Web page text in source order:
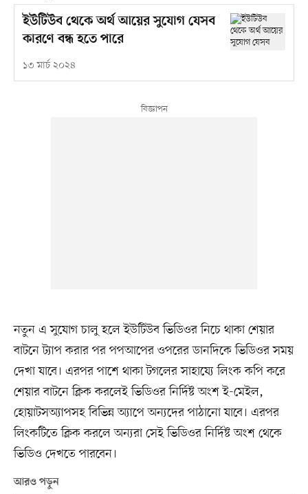
ইউটিউব থেকে অর্থ আয়ের সুযোগ যেসব
কারণে বন্ধ হতে পারে
১৩ মার্চ ২০২৪
নতুন এ সুযোগ চালু হলে ইউটিউব ভিডিওর নিচে থাকা শেয়ার
বাটনে ট্যাপ করার পর পপআপের ওপরের ডানদিকে ভিডিওর সময়
দেখা যাবে। এরপর পাশে থাকা টগলের সাহায্যে লিংক কপি করে
শেয়ার বাটনে ক্লিক করলেই ভিডিওর নির্দিষ্ট অংশ ই-মেইল,
হোয়াটসঅ্যাপসহ বিভিন্ন অ্যাপে অন্যদের পাঠানো যাবে। এরপর
লিংকটিতে ক্লিক করলে অন্যরা সেই ভিডিওর নির্দিষ্ট অংশ থেকে
ভিডিও দেখতে পারবেন।
আরও পড়ুন